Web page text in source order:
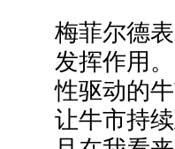
梅菲尔德
发挥作用
性驱动的
让牛市持